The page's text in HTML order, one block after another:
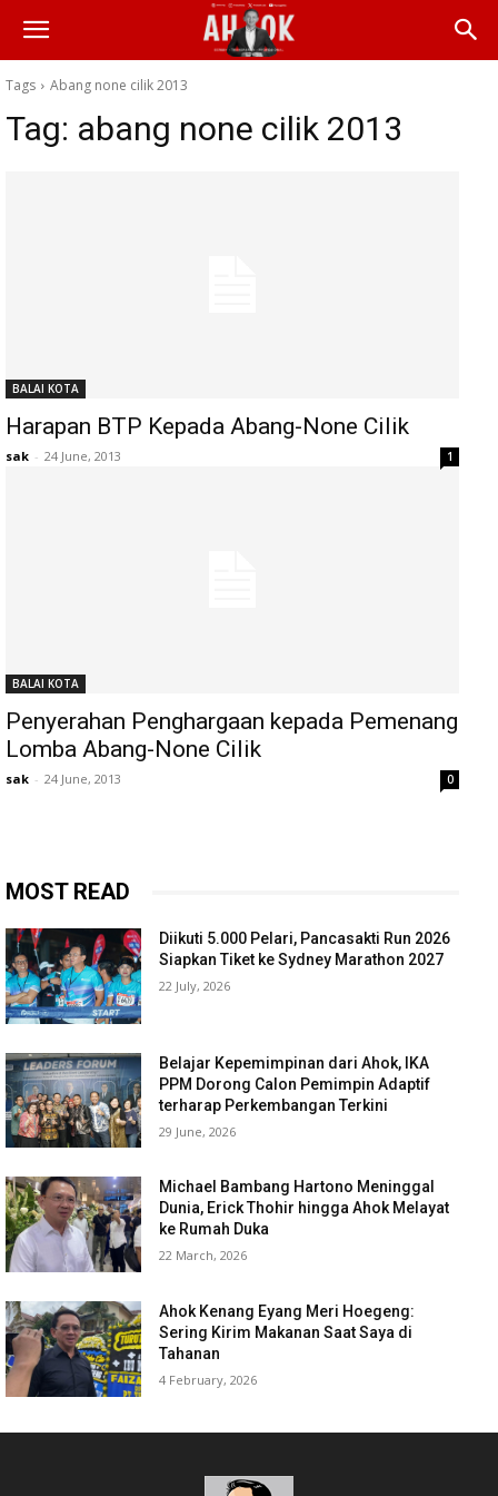
Tags Abang none cilik 2013
Tag: abang none cilik 2013
BALAI KOTA
Harapan BTP Kepada Abang-None Cilik
sak - 24 June, 2013 1
BALAI KOTA
Penyerahan Penghargaan kepada Pemenang
Lomba Abang-None Cilik
sak - 24 June, 2013 0
MOST READ
Diikuti 5.000 Pelari, Pancasakti Run 2026
Siapkan Tiket ke Sydney Marathon 2027
22 July, 2026
Belajar Kepemimpinan dari Ahok, IKA
PPM Dorong Calon Pemimpin Adaptif
terharap Perkembangan Terkini
29 June, 2026
Michael Bambang Hartono Meninggal
Dunia, Erick Thohir hingga Ahok Melayat
ke Rumah Duka
22 March, 2026
Ahok Kenang Eyang Meri Hoegeng:
Sering Kirim Makanan Saat Saya di
Tahanan
4 February, 2026